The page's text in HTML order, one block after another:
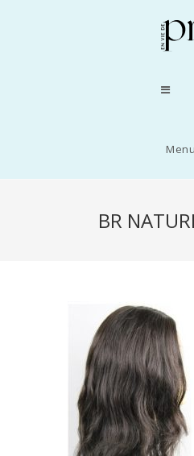
Menu
BR